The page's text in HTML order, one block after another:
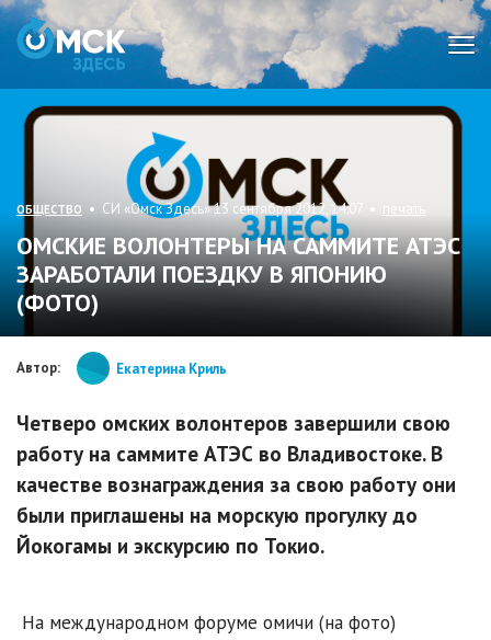
ОБЩЕСТВО • СИ «Омск Здесь» 13 сентября 2012, 14:07 • печать
ОМСКИЕ ВОЛОНТЕРЫ НА САММИТЕ АТЭС
ЗАРАБОТАЛИ ПОЕЗДКУ В ЯПОНИЮ
(ФОТО)
Автор: Екатерина Криль
Четверо омских волонтеров завершили свою
работу на саммите АТЭС во Владивостоке. В
качестве вознаграждения за свою работу они
были приглашены на морскую прогулку до
Йокогамы и экскурсию по Токио.
На международном форуме омичи (на фото)